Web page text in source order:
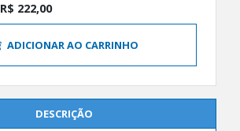
R$ 222,00
ADICIONAR AO CARRINHO
DESCRIÇÃO